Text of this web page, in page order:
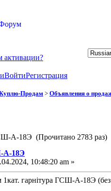
активации?
ВойтиРегистрация
Продам> Объявления о
А-18Э (Прочитано 2783 раз)
18Э
10:48:20 am »
1кат. гарнітура ГСШ-А-18Э